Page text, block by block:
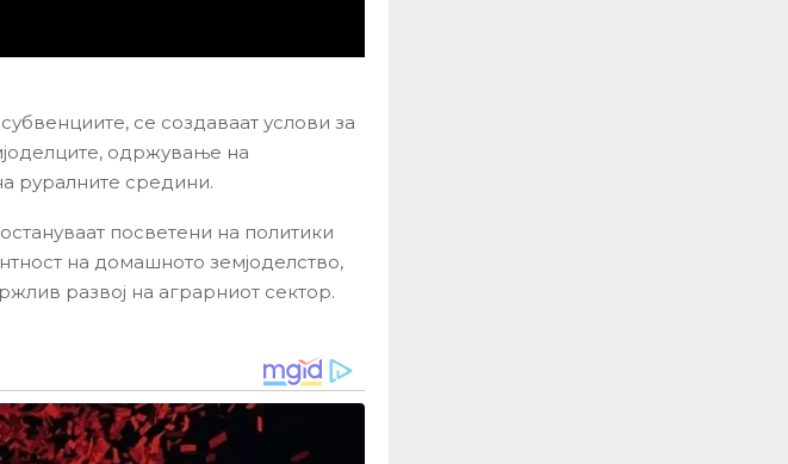
се создаваат услови за
одржување на
руралните средини.
посветени на политики
на домашното земјоделство,
развој на аграрниот сектор.